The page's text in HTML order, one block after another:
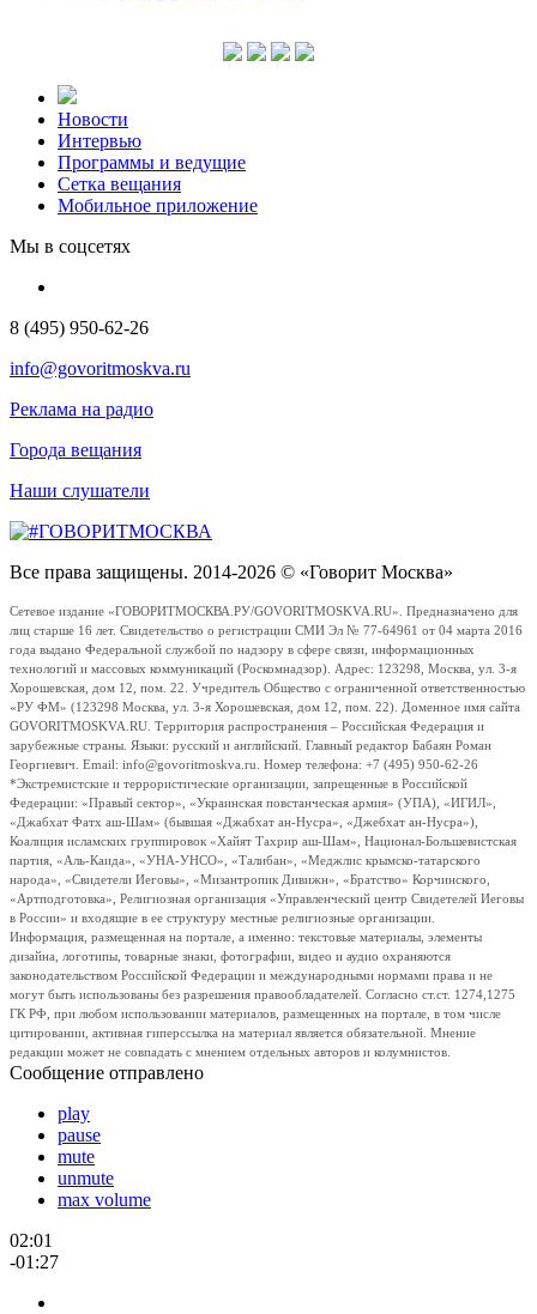
Новости
Интервью
Программы и ведущие
Сетка вещания
Мобильное приложение
Мы в соцсетях
8 (495) 950-62-26
info@govoritmoskva.ru
Реклама на радио
Города вещания
Наши слушатели
Все права защищены. 2014-2026 © «Говорит Москва»
Сетевое издание «ГОВОРИТМОСКВА.РУ/GOVORITMOSKVA.RU». Предназначено для
лиц старше 16 лет. Свидетельство о регистрации СМИ Эл № 77-64961 от 04 марта 2016
года выдано Федеральной службой по надзору в сфере связи, информационных
технологий и массовых коммуникаций (Роскомнадзор). Адрес: 123298, Москва, ул. 3-я
Хорошевская, дом 12, пом. 22. Учредитель Общество с ограниченной ответственностью
«РУ ФМ» (123298 Москва, ул. 3-я Хорошевская, дом 12, пом. 22). Доменное имя сайта
GOVORITMOSKVA.RU. Территория распространения – Российская Федерация и
зарубежные страны. Языки: русский и английский. Главный редактор Бабаян Роман
Георгиевич. Email: info@govoritmoskva.ru. Номер телефона: +7 (495) 950-62-26
*Экстремистские и террористические организации, запрещенные в Российской
Федерации: «Правый сектор», «Украинская повстанческая армия» (УПА), «ИГИЛ»,
«Джабхат Фатх аш-Шам» (бывшая «Джабхат ан-Нусра», «Джебхат ан-Нусра»),
Коалиция исламских группировок «Хайят Тахрир аш-Шам», Национал-Большевистская
партия, «Аль-Каида», «УНА-УНСО», «Талибан», «Меджлис крымско-татарского
народа», «Свидетели Иеговы», «Мизантропик Дивижн», «Братство» Корчинского,
«Артподготовка», Религиозная организация «Управленческий центр Свидетелей Иеговы
в России» и входящие в ее структуру местные религиозные организации.
Информация, размещенная на портале, а именно: текстовые материалы, элементы
дизайна, логотипы, товарные знаки, фотографии, видео и аудио охраняются
законодательством Российской Федерации и международными нормами права и не
могут быть использованы без разрешения правообладателей. Согласно ст.ст. 1274,1275
ГК РФ, при любом использовании материалов, размещенных на портале, в том числе
цитировании, активная гиперссылка на материал является обязательной. Мнение
редакции может не совпадать с мнением отдельных авторов и колумнистов.
Сообщение отправлено
play
pause
mute
unmute
max volume
02:01
-01:27